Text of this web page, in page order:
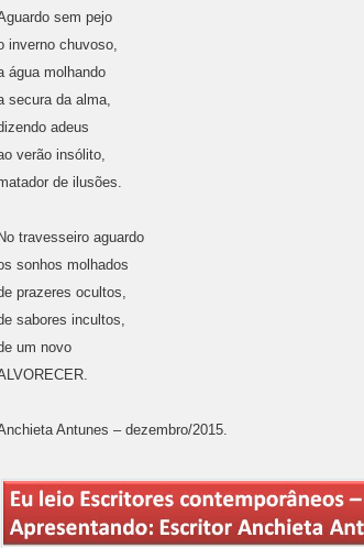
sem pejo
inverno chuvoso,
água molhando
secura da alma,
adeus
verão insólito,
de ilusões.
No travesseiro aguardo
sonhos molhados
prazeres ocultos,
sabores incultos,
um novo
Antunes – dezembro/2015.